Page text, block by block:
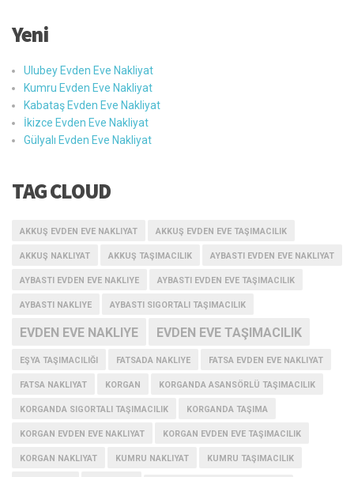
Yeni
Ulubey Evden Eve Nakliyat
Kumru Evden Eve Nakliyat
Kabataş Evden Eve Nakliyat
İkizce Evden Eve Nakliyat
Gülyalı Evden Eve Nakliyat
TAG CLOUD
AKKUŞ EVDEN EVE NAKLIYAT AKKUŞ EVDEN EVE TAŞIMACILIK
AKKUŞ NAKLIYAT AKKUŞ TAŞIMACILIK AYBASTI EVDEN EVE NAKLIYAT
AYBASTI EVDEN EVE NAKLIYE AYBASTI EVDEN EVE TAŞIMACILIK
AYBASTI NAKLIYE AYBASTI SIGORTALI TAŞIMACILIK
EVDEN EVE NAKLIYE EVDEN EVE TAŞIMACILIK
EŞYA TAŞIMACILIĞI FATSADA NAKLIYE FATSA EVDEN EVE NAKLIYAT
FATSA NAKLIYAT KORGAN KORGANDA ASANSÖRLÜ TAŞIMACILIK
KORGANDA SIGORTALI TAŞIMACILIK KORGANDA TAŞIMA
KORGAN EVDEN EVE NAKLIYAT KORGAN EVDEN EVE TAŞIMACILIK
KORGAN NAKLIYAT KUMRU NAKLIYAT KUMRU TAŞIMACILIK